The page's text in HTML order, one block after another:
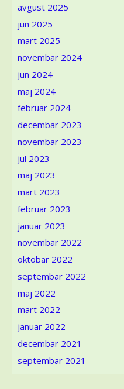
avgust 2025
jun 2025
mart 2025
novembar 2024
jun 2024
maj 2024
februar 2024
decembar 2023
novembar 2023
jul 2023
maj 2023
mart 2023
februar 2023
januar 2023
novembar 2022
oktobar 2022
septembar 2022
maj 2022
mart 2022
januar 2022
decembar 2021
septembar 2021